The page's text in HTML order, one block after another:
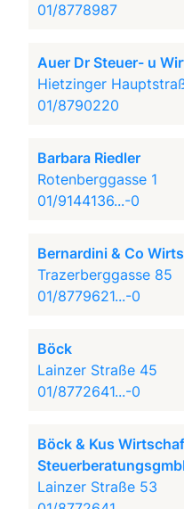
01/8778987
Auer Dr Steuer- u
Hietzinger
01/8790220
Barbara Riedler
Rotenberggasse 1
01/9144136...-0
Bernardini & Co
Trazerberggasse 85
01/8779621...-0
Böck
Lainzer Straße 45
01/8772641...-0
Böck & Kus
Lainzer Straße 53